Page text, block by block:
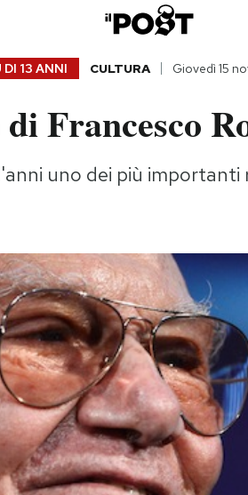
DI 13 ANNI CULTURA Giovedì 15
Francesco
uno dei più importanti